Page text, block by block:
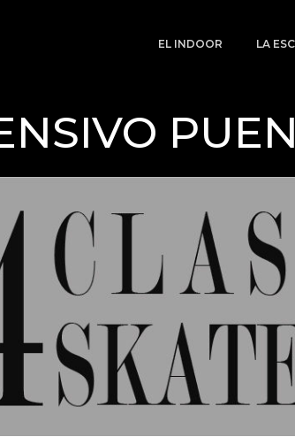
EL INDOOR LA